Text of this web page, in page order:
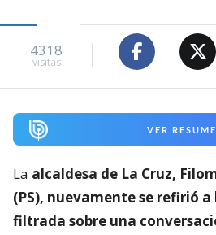
4318
visitas
VER
La alcaldesa de La Cruz,
(PS), nuevamente se refirió
filtrada sobre una